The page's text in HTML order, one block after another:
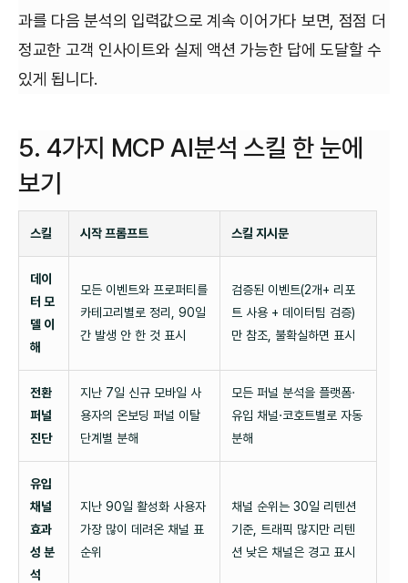
과를 다음 분석의 입력값으로 계속 이어가다 보면, 점점 더
정교한 고객 인사이트와 실제 액션 가능한 답에 도달할 수
있게 됩니다.
5. 4가지 MCP AI분석 스킬 한 눈에
보기
스킬 시작 프롬프트 스킬 지시문
데이
터 모
델 이
해
모든 이벤트와 프로퍼티를
카테고리별로 정리, 90일
간 발생 안 한 것 표시
검증된 이벤트(2개+ 리포
트 사용 + 데이터팀 검증)
만 참조, 불확실하면 표시
전환
퍼널
진단
지난 7일 신규 모바일 사
용자의 온보딩 퍼널 이탈
단계별 분해
모든 퍼널 분석을 플랫폼·
유입 채널·코호트별로 자동
분해
유입
채널
효과
성 분
석
지난 90일 활성화 사용자
가장 많이 데려온 채널 표
순위
채널 순위는 30일 리텐션
기준, 트래픽 많지만 리텐
션 낮은 채널은 경고 표시